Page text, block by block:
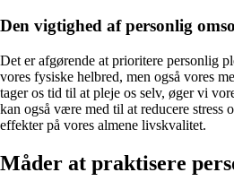
Den vigtighed af personlig
Det er afgørende at prioritere personlig
vores fysiske helbred, men også vores
tager os tid til at pleje os selv, øger vi
kan også være med til at reducere stress
effekter på vores almene livskvalitet.
Måder at praktisere